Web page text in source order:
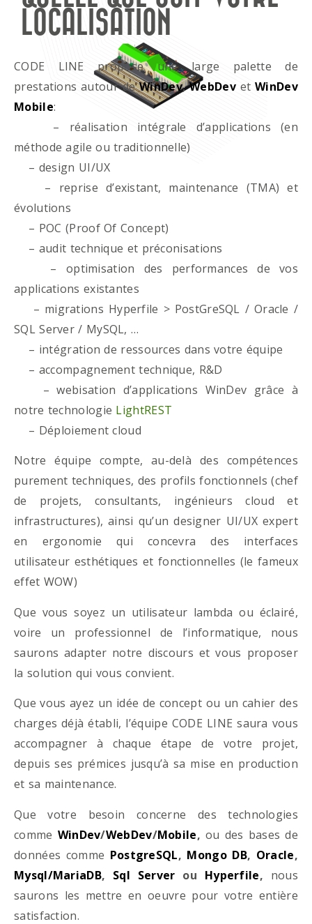
LOCALISATION
CODE LINE propose une large palette de
prestations autour deWinDev,WebDevet WinDev
Mobile:
– réalisation intégrale d’applications (en
méthode agile ou traditionnelle)
– design UI/UX
– reprise d’existant, maintenance (TMA) et
évolutions
– POC (Proof Of Concept)
– audit technique et préconisations
– optimisation des performances de vos
applications existantes
– migrations Hyperfile > PostGreSQL / Oracle /
SQL Server / MySQL, …
– intégration de ressources dans votre équipe
– accompagnement technique, R&D
– webisation d’applications WinDev grâce à
notre technologie LightREST
– Déploiement cloud
Notre équipe compte, au-delà des compétences
purement techniques, des profils fonctionnels (chef
de projets, consultants, ingénieurs cloud et
infrastructures), ainsi qu’un designer UI/UX expert
en ergonomie qui concevra des interfaces
utilisateur esthétiques et fonctionnelles (le fameux
effet WOW)
Que vous soyez un utilisateur lambda ou éclairé,
voire un professionnel de l’informatique, nous
saurons adapter notre discours et vous proposer
la solution qui vous convient.
Que vous ayez un idée de concept ou un cahier des
charges déjà établi, l’équipe CODE LINE saura vous
accompagner à chaque étape de votre projet,
depuis ses prémices jusqu’à sa mise en production
et sa maintenance.
Que votre besoin concerne des technologies
comme WinDev/WebDev/Mobile, ou des bases de
données comme PostgreSQL, Mongo DB, Oracle,
Mysql/MariaDB, Sql Server ou Hyperfile, nous
saurons les mettre en oeuvre pour votre entière
satisfaction.